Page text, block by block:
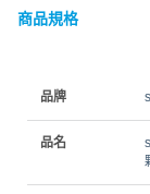
商品規格
品牌
品名